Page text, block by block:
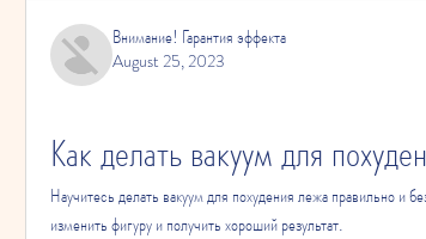
Внимание! Гарантия эффекта
August 25, 2023
Как делать вакуум для
Научитесь делать вакуум для похудения лежа правильно и
изменить фигуру и получить хороший результат.